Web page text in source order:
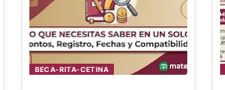
BECA-RITA-CETINA